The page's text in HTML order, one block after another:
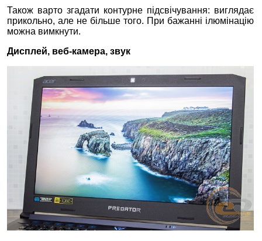
Також варто згадати контурне підсвічування: виглядає
прикольно, але не більше того. При бажанні ілюмінацію
можна вимкнути.
Дисплей, веб-камера, звук